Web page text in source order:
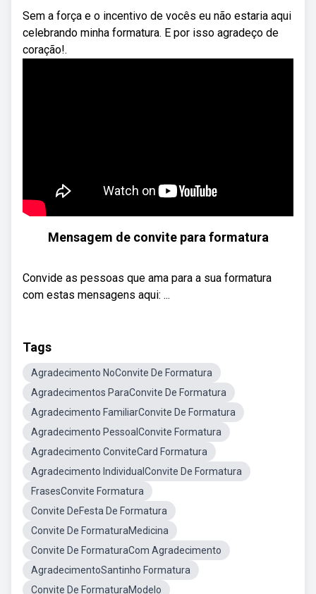
Sem a força e o incentivo de vocês eu não estaria aqui
celebrando minha formatura. E por isso agradeço de
coração!.
Mensagem de convite para formatura
Convide as pessoas que ama para a sua formatura
com estas mensagens aqui: ...
Tags
Agradecimento NoConvite De Formatura
Agradecimentos ParaConvite De Formatura
Agradecimento FamiliarConvite De Formatura
Agradecimento PessoalConvite Formatura
Agradecimento ConviteCard Formatura
Agradecimento IndividualConvite De Formatura
FrasesConvite Formatura
Convite DeFesta De Formatura
Convite De FormaturaMedicina
Convite De FormaturaCom Agradecimento
AgradecimentoSantinho Formatura
Convite De FormaturaModelo